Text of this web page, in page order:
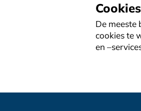
De meeste
cookies te
en